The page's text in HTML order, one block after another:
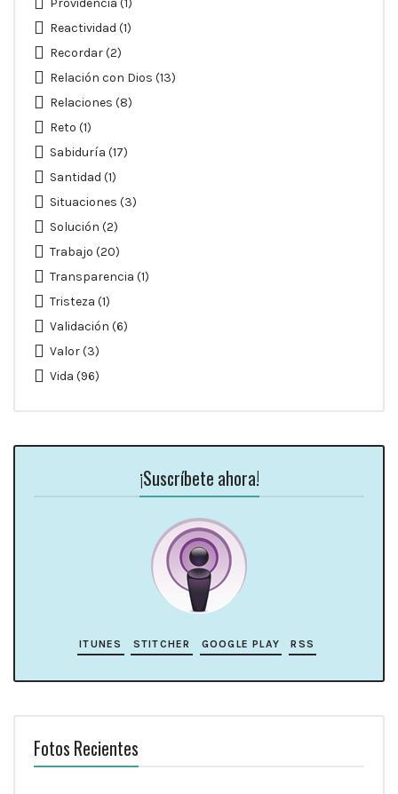
Providencia (1)
Reactividad (1)
Recordar(2)
Relación con Dios (13)
Relaciones (8)
Reto (1)
Sabiduría (17)
Santidad (1)
Situaciones (3)
Solución (2)
Trabajo (20)
Transparencia (1)
Tristeza (1)
Validación (6)
Valor(3)
Vida (96)
¡Suscríbete ahora!
ITUNES STITCHER GOOGLE PLAY RSS
Fotos Recientes